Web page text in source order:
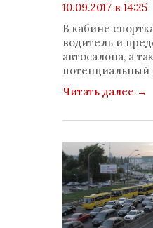
10.09.2017 в 14:25
просмотров:
В кабине
водитель и
автосалона, а
потенциальный
Читать далее →